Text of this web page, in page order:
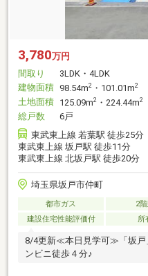
3,780万円
間取り
3LDK・4LDK
建物面積 98.54m2 ・101.01m2
土地面積 125.09m2 ・224.44m2
総戸数
6戸
東武東上線 若葉駅 徒歩25分
東武東上線 坂戸駅 徒歩11分
東武東上線 北坂戸駅 徒歩20分
埼玉県坂戸市仲町
都市ガス 2
建設住宅性能評価付
所
8/4更新≪本日見学可≫「坂戸
ンビニ徒歩４分♪